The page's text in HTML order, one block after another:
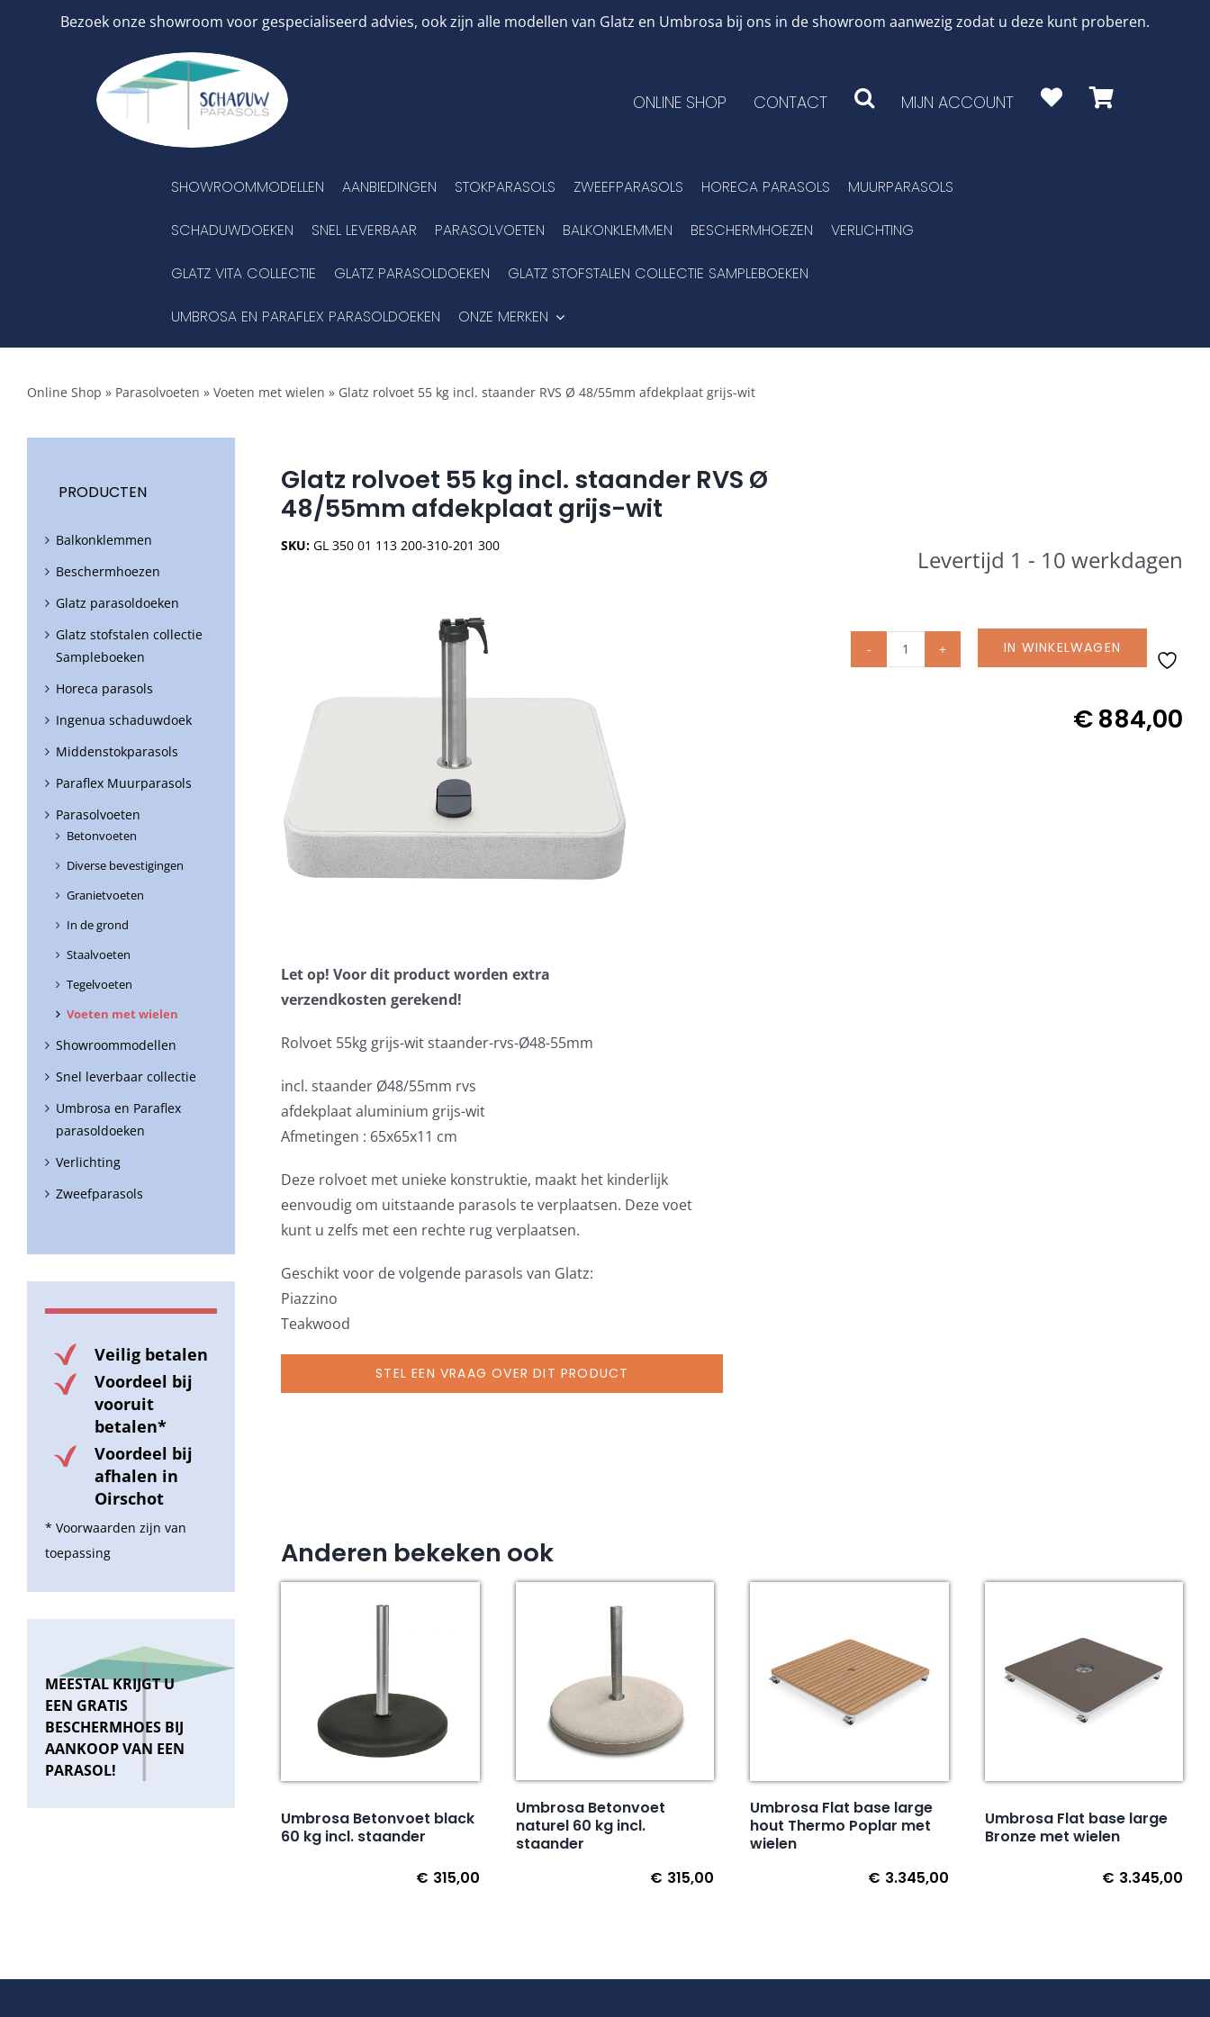
Bezoek onze showroom voor gespecialiseerd advies, ook zijn alle modellen van Glatz en Umbrosa bij ons in de showroom aanwezig zodat u deze kunt proberen.
ONLINE SHOP CONTACT MIJN ACCOUNT
SHOWROOMMODELLEN AANBIEDINGEN STOKPARASOLS ZWEEFPARASOLS HORECA PARASOLS MUURPARASOLS
SCHADUWDOEKEN SNEL LEVERBAAR PARASOLVOETEN BALKONKLEMMEN BESCHERMHOEZEN VERLICHTING
GLATZ VITA COLLECTIE GLATZ PARASOLDOEKEN GLATZ STOFSTALEN COLLECTIE SAMPLEBOEKEN
UMBROSA EN PARAFLEX PARASOLDOEKEN ONZE MERKEN
Online Shop » Parasolvoeten » Voeten met wielen » Glatz rolvoet 55 kg incl. staander RVS Ø 48/55mm afdekplaat grijs-wit
Glatz rolvoet 55 kg incl. staander RVS Ø
48/55mm afdekplaat grijs-wit
SKU:GL 350 01 113 200-310-201 300
Let op! Voor dit product worden extra
verzendkosten gerekend!
Levertijd 1 - 10 werkdagen
Glatz
IN WINKELWAGEN
€884,00
Rolvoet 55kg grijs-wit staander-rvs-Ø48-55mm
incl. staander Ø48/55mm rvs
afdekplaat aluminium grijs-wit
Afmetingen : 65x65x11 cm
Deze rolvoet met unieke konstruktie, maakt het kinderlijk
eenvoudig om uitstaande parasols te verplaatsen. Deze voet
kunt u zelfs met een rechte rug verplaatsen.
Geschikt voor de volgende parasols van Glatz:
Piazzino
Teakwood
STEL EEN VRAAG OVER DIT PRODUCT
Anderen bekeken ook
Umbrosa Betonvoet black
60 kg incl. staander
€ 315,00
Umbrosa Betonvoet
naturel 60 kg incl.
staander
€ 315,00
Umbrosa Flat base large
hout Thermo Poplar met
wielen
€ 3.345,00
Umbrosa Flat base large
Bronze met wielen
€ 3.345,00
PRODUCTEN
Balkonklemmen
Beschermhoezen
Glatz parasoldoeken
Glatz stofstalen collectie
Sampleboeken
Horeca parasols
Ingenua schaduwdoek
Middenstokparasols
Paraflex Muurparasols
Parasolvoeten
Betonvoeten
Diverse bevestigingen
Granietvoeten
In de grond
Staalvoeten
Tegelvoeten
Voeten met wielen
Showroommodellen
Snel leverbaar collectie
Umbrosa en Paraflex
parasoldoeken
Verlichting
Zweefparasols
Veilig betalen
Voordeel bij
vooruit
betalen*
Voordeel bij
afhalen in
Oirschot
* Voorwaarden zijn van
toepassing
MEESTAL KRIJGT U
EEN GRATIS
BESCHERMHOES BIJ
AANKOOP VAN EEN
PARASOL!